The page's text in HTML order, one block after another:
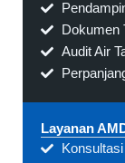
Dokumen
Audit Air
Layanan